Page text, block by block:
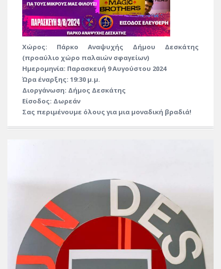
Χώρος: Πάρκο Αναψυχής Δήμου Δεσκάτης
(προαύλιο χώρο παλαιών σφαγείων)
Ημερομηνία: Παρασκευή 9 Αυγούστου 2024
Ώρα έναρξης: 19:30 μ.μ.
Διοργάνωση: Δήμος Δεσκάτης
Είσοδος: Δωρεάν
Σας περιμένουμε όλους για μια μοναδική βραδιά!